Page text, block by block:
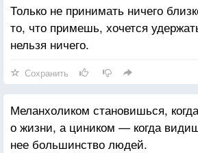
Только не принимать ничего
то, что примешь, хочется
нельзя ничего.
Сохранить
Меланхоликом становишься,
о жизни, а циником — когда
нее большинство людей.